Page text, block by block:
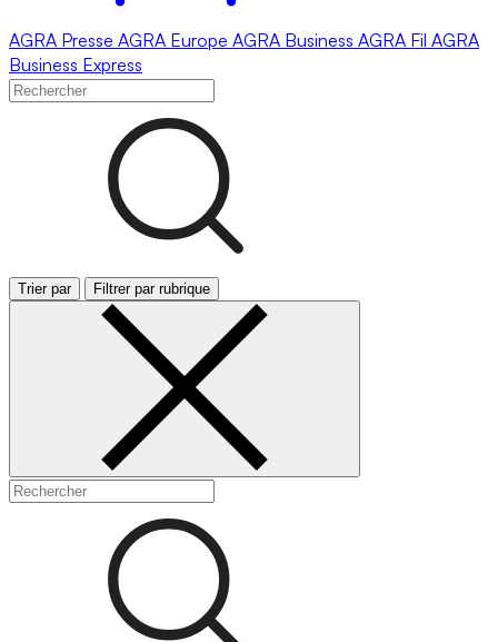
AGRA Presse AGRA Europe AGRA Business AGRA Fil AGRA
Business Express
Trier par Filtrer par rubrique